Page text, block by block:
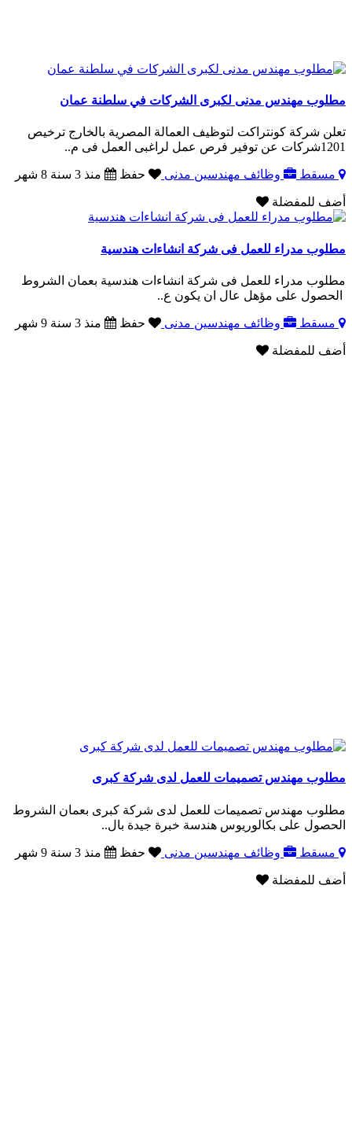
مطلوب مهندس مدنى لكبرى الشركات في سلطنة عمان
تعلن شركة كونتراكت لتوظيف العمالة المصرية بالخارج ترخيص
1201شركات عن توفير فرص عمل لراغبى العمل فى م..
مسقط وظائف مهندسين مدنى حفظ منذ 3 سنة 8 شهر
أضف للمفضلة
مطلوب مدراء للعمل فى شركة انشاءات هندسية
مطلوب مدراء للعمل فى شركة انشاءات هندسية بعمان الشروط
الحصول على مؤهل عال ان يكون ع..
مسقط وظائف مهندسين مدنى حفظ منذ 3 سنة 9 شهر
أضف للمفضلة
مطلوب مهندس تصميمات للعمل لدى شركة كبرى
مطلوب مهندس تصميمات للعمل لدى شركة كبرى بعمان الشروط
الحصول على بكالوريوس هندسة خبرة جيدة بال..
مسقط وظائف مهندسين مدنى حفظ منذ 3 سنة 9 شهر
أضف للمفضلة